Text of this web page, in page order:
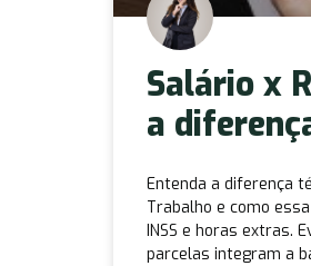
Salário x
a
Entenda a diferença
Trabalho e como
INSS e horas extras.
parcelas integram a